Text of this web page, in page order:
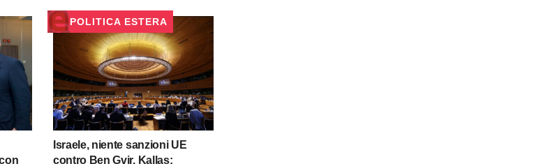
POLITICA ESTERA
Israele, niente sanzioni UE
contro Ben Gvir. Kallas: